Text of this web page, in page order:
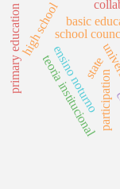
school
participation
teoria institucional
ensino noturno
high school basic
state
primary education